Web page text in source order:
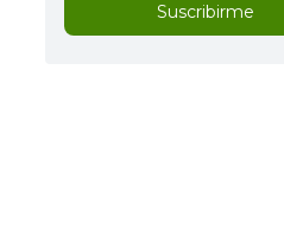
Suscribirme